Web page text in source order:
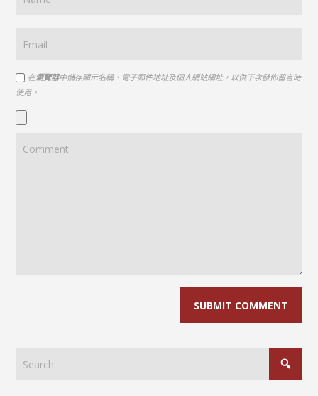
在瀏覽器中儲存顯示名稱、電子郵件地址及個人網站網址，以供下次發佈留言時
使用。